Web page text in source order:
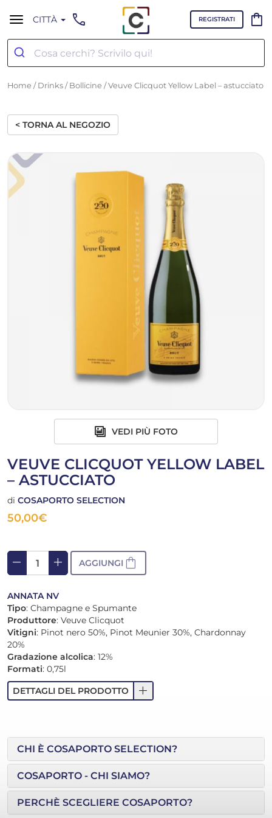
CITTÀ call REGISTRATI shopping_bag
Home / Drinks / Bollicine / Veuve Clicquot Yellow Label – astucciato
< TORNA AL NEGOZIO
VEDI PIÙ FOTO
VEUVE CLICQUOT YELLOW LABEL
– ASTUCCIATO
di COSAPORTO SELECTION
50,00€
remove add AGGIUNGI shopping_bag
ANNATA NV
Tipo: Champagne e Spumante
Produttore: Veuve Clicquot
Vitigni: Pinot nero 50%, Pinot Meunier 30%, Chardonnay
20%
Gradazione alcolica: 12%
Formati: 0,75l
DETTAGLI DEL PRODOTTO
add
CHI È COSAPORTO SELECTION?
COSAPORTO - CHI SIAMO?
PERCHÈ SCEGLIERE COSAPORTO?